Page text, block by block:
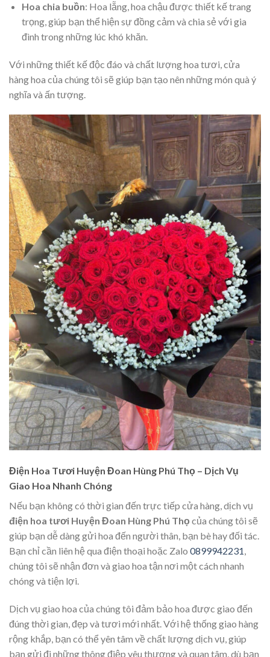
Hoa chia buồn: Hoa lẵng, hoa chậu được thiết kế trang
trọng, giúp bạn thể hiện sự đồng cảm và chia sẻ với gia
đình trong những lúc khó khăn.
Với những thiết kế độc đáo và chất lượng hoa tươi, cửa
hàng hoa của chúng tôi sẽ giúp bạn tạo nên những món quà ý
nghĩa và ấn tượng.
Điện Hoa Tươi Huyện Đoan Hùng Phú Thọ – Dịch Vụ
Giao Hoa Nhanh Chóng
Nếu bạn không có thời gian đến trực tiếp cửa hàng, dịch vụ
điện hoa tươi Huyện Đoan Hùng Phú Thọ của chúng tôi sẽ
giúp bạn dễ dàng gửi hoa đến người thân, bạn bè hay đối tác.
Bạn chỉ cần liên hệ qua điện thoại hoặc Zalo 0899942231,
chúng tôi sẽ nhận đơn và giao hoa tận nơi một cách nhanh
chóng và tiện lợi.
Dịch vụ giao hoa của chúng tôi đảm bảo hoa được giao đến
đúng thời gian, đẹp và tươi mới nhất. Với hệ thống giao hàng
rộng khắp, bạn có thể yên tâm về chất lượng dịch vụ, giúp
bạn gửi đi những thông điệp yêu thương và quan tâm, dù bạn